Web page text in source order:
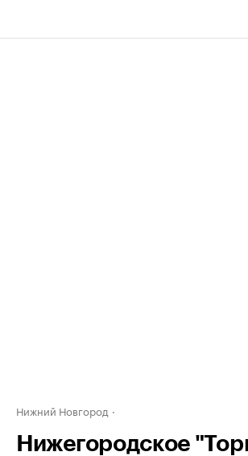
Нижний Новгород
Нижегородское